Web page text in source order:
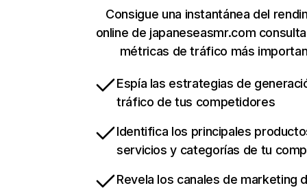
Consigue una instantánea del
online de japaneseasmr.com
métricas de tráfico más
Espía las estrategias de
tráfico de tus competidores
Identifica los principales
servicios y categorías de tu
Revela los canales de marketing